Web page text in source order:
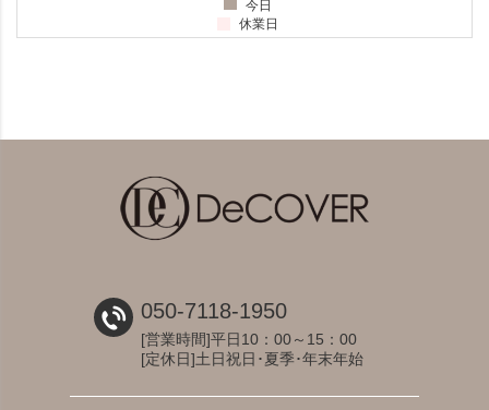
050-7118-1950
[営業時間]平日10：00～15：00
[定休日]土日祝日･夏季･年末年始